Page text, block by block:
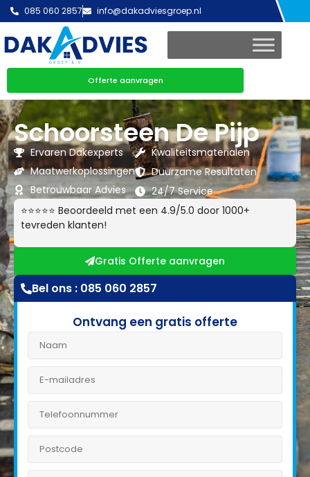
085 060 2857 info@dakadviesgroep.nl
Offerte aanvragen
Schoorsteen De Pijp
Ervaren Dakexperts
Maatwerkoplossingen
Betrouwbaar Advies
Kwaliteitsmaterialen
Duurzame Resultaten
24/7 Service
⭐⭐⭐⭐⭐ Beoordeeld met een 4.9/5.0 door 1000+
tevreden klanten!
Gratis Offerte aanvragen
Bel ons : 085 060 2857
Ontvang een gratis offerte